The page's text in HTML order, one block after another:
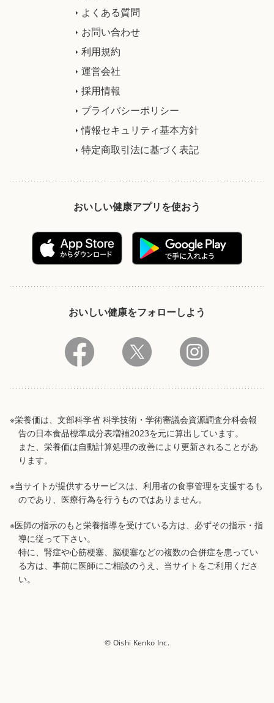
よくある質問
お問い合わせ
利用規約
運営会社
採用情報
プライバシーポリシー
情報セキュリティ基本方針
特定商取引法に基づく表記
おいしい健康アプリを使おう
おいしい健康をフォローしよう
※栄養価は、文部科学省 科学技術・学術審議会資源調査分科会報
告の日本食品標準成分表増補2023を元に算出しています。
また、栄養価は自動計算処理の改善により更新されることがあ
ります。
※当サイトが提供するサービスは、利用者の食事管理を支援するも
のであり、医療行為を行うものではありません。
※医師の指示のもと栄養指導を受けている方は、必ずその指示・指
導に従って下さい。
特に、腎症や心筋梗塞、脳梗塞などの複数の合併症を患ってい
る方は、事前に医師にご相談のうえ、当サイトをご利用くださ
い。
© Oishi Kenko Inc.